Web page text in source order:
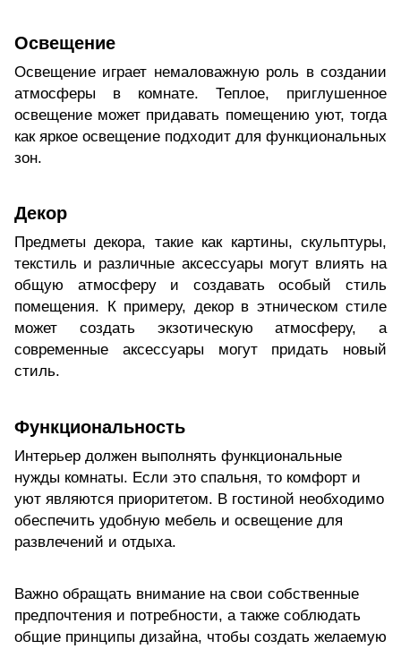
Освещение
Освещение играет немаловажную роль в создании
атмосферы в комнате. Теплое, приглушенное
освещение может придавать помещению уют, тогда
как яркое освещение подходит для функциональных
зон.
Декор
Предметы декора, такие как картины, скульптуры,
текстиль и различные аксессуары могут влиять на
общую атмосферу и создавать особый стиль
помещения. К примеру, декор в этническом стиле
может создать экзотическую атмосферу, а
современные аксессуары могут придать новый
стиль.
Функциональность
Интерьер должен выполнять функциональные
нужды комнаты. Если это спальня, то комфорт и
уют являются приоритетом. В гостиной необходимо
обеспечить удобную мебель и освещение для
развлечений и отдыха.
Важно обращать внимание на свои собственные
предпочтения и потребности, а также соблюдать
общие принципы дизайна, чтобы создать желаемую